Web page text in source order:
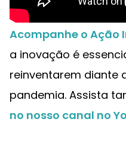
Acompanhe o Ação
a inovação é
reinventarem diante
pandemia. Assista
no nosso canal no